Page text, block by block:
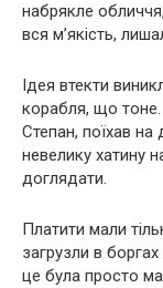
набрякле
вся м’якість,
Ідея втекти
корабля, що
Степан, поїхав на
невелику хатину
доглядати.
Платити мали
загрузли в
це була просто